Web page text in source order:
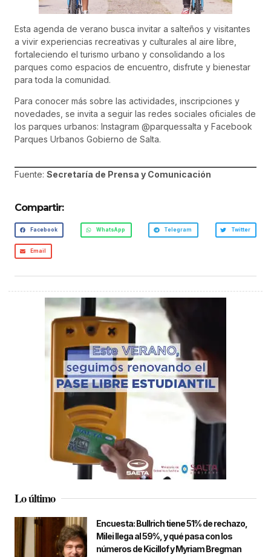
Esta agenda de verano busca invitar a salteños y visitantes
a vivir experiencias recreativas y culturales al aire libre,
fortaleciendo el turismo urbano y consolidando a los
parques como espacios de encuentro, disfrute y bienestar
para toda la comunidad.
Para conocer más sobre las actividades, inscripciones y
novedades, se invita a seguir las redes sociales oficiales de
los parques urbanos: Instagram @parquessalta y Facebook
Parques Urbanos Gobierno de Salta.
Fuente: Secretaría de Prensa y Comunicación
Compartir:
Facebook WhatsApp Telegram Twitter
Email
Lo último
Encuesta: Bullrich tiene 51% de rechazo,
Milei llega al 59%, y qué pasa con los
números de Kicillof y Myriam Bregman